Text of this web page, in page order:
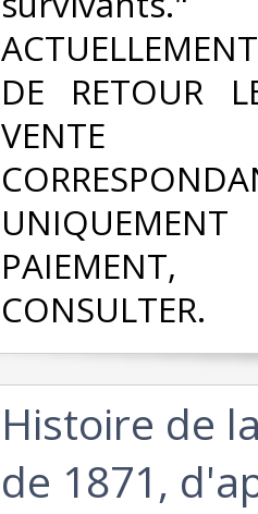
DE RETOUR
CONSULTER.‎
‎Histoire de
de 1871,